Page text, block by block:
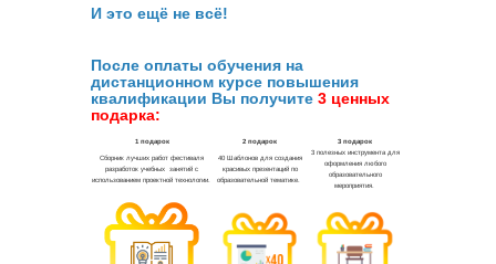
И это ещё не всё!
После оплаты обучения на
дистанционном курсе повышения
квалификации Вы получите 3 ценных
подарка: